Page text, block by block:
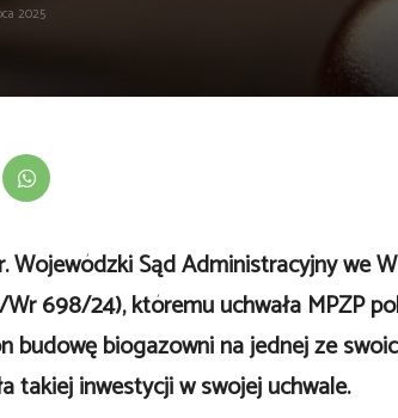
2025
Wojewódzki Sąd Administracyjny we
Wr 698/24), któremu uchwała MPZP
budowę biogazowni na jednej ze
takiej inwestycji w swojej uchwale.